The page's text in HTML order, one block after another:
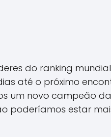
do ranking
até o próximo
um novo campeão
poderíamos estar